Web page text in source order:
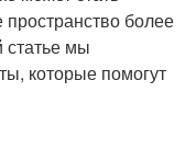
более
мы
которые помогут